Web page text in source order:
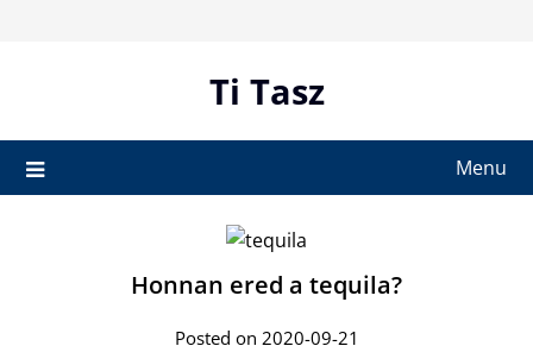
Ti Tasz
Menu
Honnan ered a tequila?
Posted on 2020-09-21